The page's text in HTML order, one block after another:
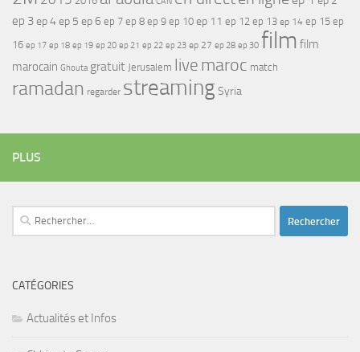
ep 3ep 4ep 5 ep 6 ep 7 ep 8 ep 9 ep 10 ep 11 ep 12 ep 13 ep 14 ep 15 ep
16 ep 17 ep 18 ep 19 ep 20 ep 21 ep 22 ep 23 ep 27 ep 28 ep 30 film film
marocain Ghouta gratuit Jerusalem live maroc match
ramadan regarder streamingSyria
PLUS
Rechercher :
CATÉGORIES
Actualités et Infos